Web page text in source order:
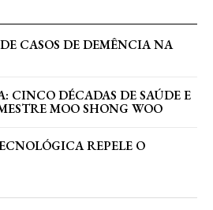
CASOS DE DEMÊNCIA NA
CINCO DÉCADAS DE SAÚDE E
MOO SHONG WOO
REPELE O